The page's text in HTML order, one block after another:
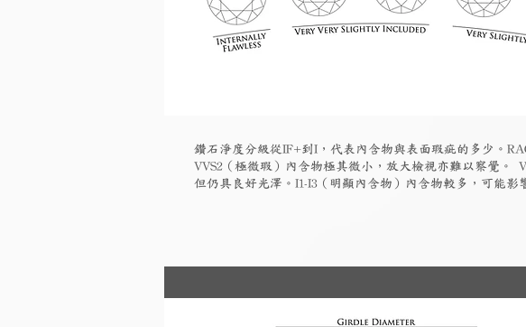
鑽石淨度分級從IF+到I，代表內含物與表面瑕疵的多少。
VVS2（極微瑕）內含物極其微小，放大檢視亦難以察覺。
但仍具良好光澤。I1-I3（明顯內含物）內含物較多，可能